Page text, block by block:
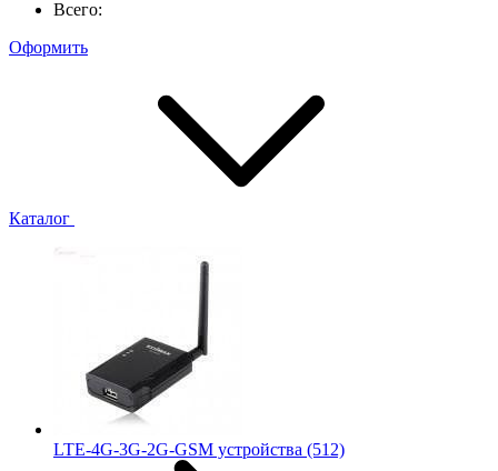
Всего:
Оформить
Каталог
LTE-4G-3G-2G-GSM устройства (512)